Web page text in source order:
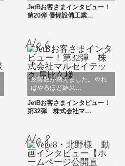
JetBお客さまインタビュー！
第20弾 優惺設備工業…
反響数が増えました。やれ
ばやるほど結果…
JetBお客さまインタビュー！
第32弾 株式会社マ…